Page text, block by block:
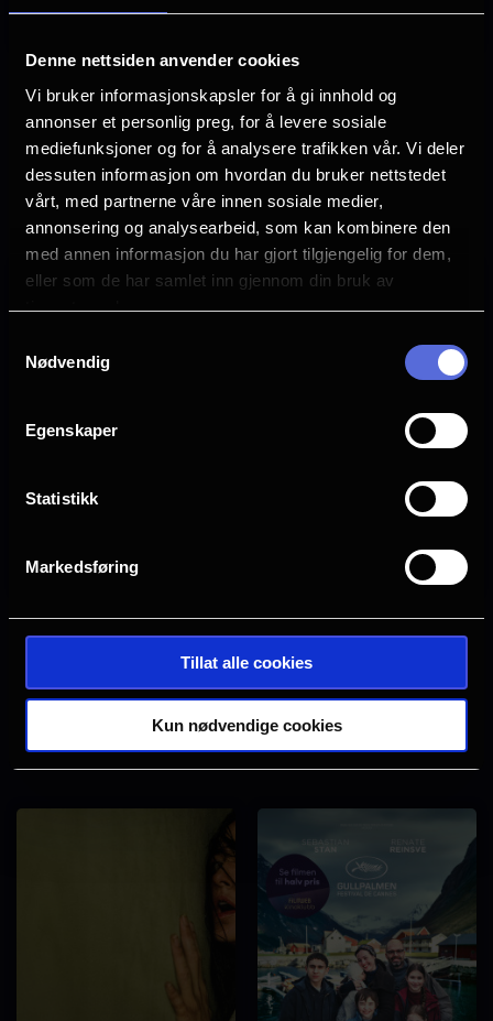
Denne nettsiden anvender cookies
Vi bruker informasjonskapsler for å gi innhold og
annonser et personlig preg, for å levere sosiale
mediefunksjoner og for å analysere trafikken vår. Vi deler
dessuten informasjon om hvordan du bruker nettstedet
vårt, med partnerne våre innen sosiale medier,
annonsering og analysearbeid, som kan kombinere den
med annen informasjon du har gjort tilgjengelig for dem,
eller som de har samlet inn gjennom din bruk av
tjenestene deres.
Nødvendig
Egenskaper
Statistikk
Markedsføring
Tillat alle cookies
Kun nødvendige cookies
Se
tider
tider
Se
tider
Se
tider